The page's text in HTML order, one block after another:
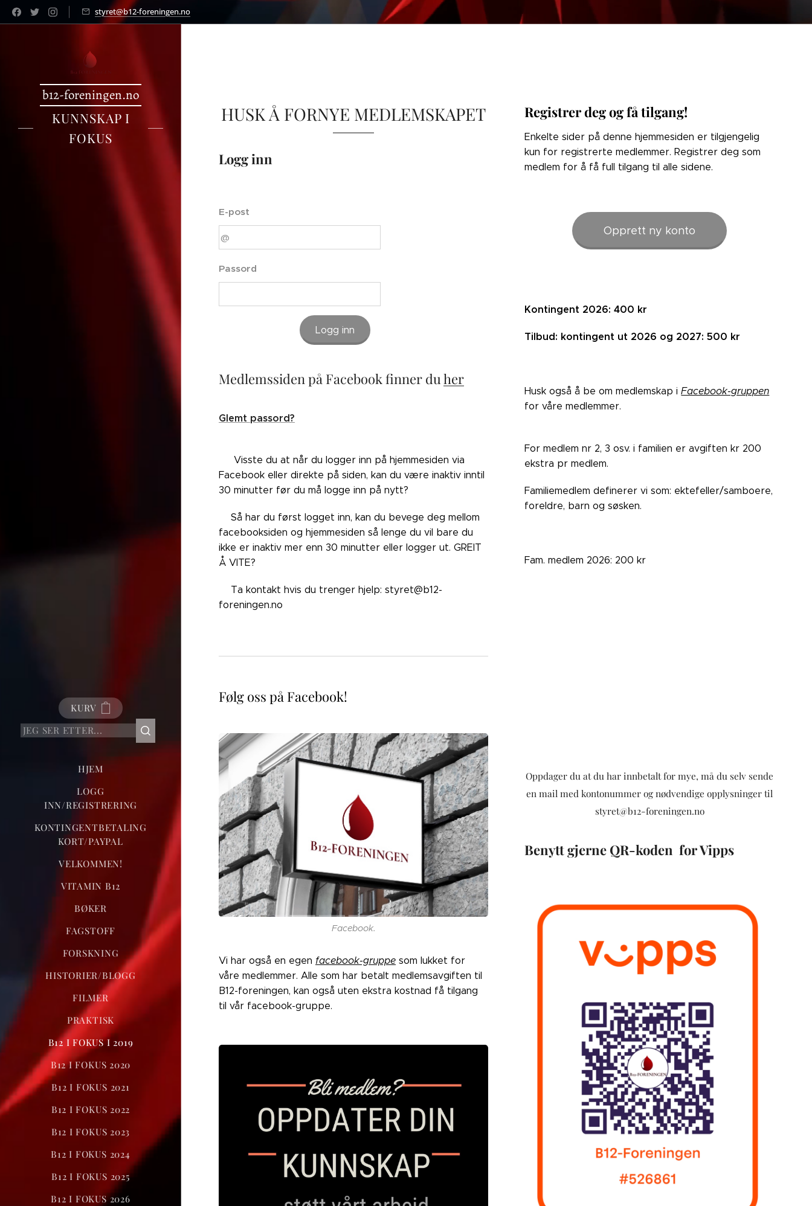
styret@b12-foreningen.no
b12-foreningen.no
KUNNSKAP I
FOKUS
KURV
HJEM
LOGG
INN/REGISTRERING
KONTINGENTBETALING
KORT/PAYPAL
VELKOMMEN!
VITAMIN B12
BØKER
FAGSTOFF
FORSKNING
HISTORIER/BLOGG
FILMER
PRAKTISK
B12 I FOKUS I 2019
B12 I FOKUS 2020
B12 I FOKUS 2021
B12 I FOKUS 2022
B12 I FOKUS 2023
B12 I FOKUS 2024
B12 I FOKUS 2025
B12 I FOKUS 2026
HUSK Å FORNYE MEDLEMSKAPET
Logg inn
E-post
Passord
Logg inn
Medlemssiden på Facebook finner duher
Glemt passord?
👉🏼Visste du at når du logger inn på hjemmesiden via
Facebook eller direkte på siden, kan du være inaktiv inntil
30 minutter før du må logge inn på nytt?
👉🏼Så har du først logget inn, kan du bevege deg mellom
facebooksiden og hjemmesiden så lenge du vil bare du
ikke er inaktiv mer enn 30 minutter eller logger ut. GREIT
Å VITE?
👉🏼Ta kontakt hvis du trenger hjelp: styret@b12-
foreningen.no
Følg oss på Facebook!
Facebook.
Vi har også en egen facebook-gruppe som lukket for
våre medlemmer. Alle som har betalt medlemsavgiften til
B12-foreningen, kan også uten ekstra kostnad få tilgang
til vår facebook-gruppe.
Registrer deg og få tilgang!
Enkelte sider på denne hjemmesiden er tilgjengelig
kun for registrerte medlemmer. Registrer deg som
medlem for å få full tilgang til alle sidene.
Opprett ny konto
Kontingent 2026: 400 kr
Tilbud: kontingent ut 2026 og 2027: 500 kr
Husk også å be om medlemskap iFacebook-gruppen
for våre medlemmer.
For medlem nr 2, 3 osv. i familien er avgiften kr 200
ekstra pr medlem.
Familiemedlem definerer vi som: ektefeller/samboere,
foreldre, barn og søsken.
Fam. medlem 2026: 200 kr
Oppdager du at du har innbetalt for mye, må du selv sende
en mail med kontonummer og nødvendige opplysninger til
styret@b12-foreningen.no
Benytt gjerne QR-koden for Vipps